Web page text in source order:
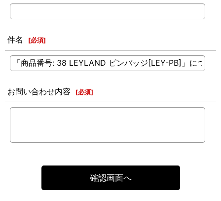
件名 [必須]
お問い合わせ内容 [必須]
確認画面へ